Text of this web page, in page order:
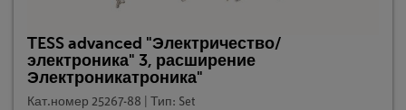
TESS advanced "Электричество/
электроника" 3, расширение
Электроникатроника"
Кат.номер 25267-88 | Тип: Set